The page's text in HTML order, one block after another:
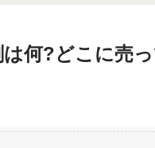
何?どこに売っ